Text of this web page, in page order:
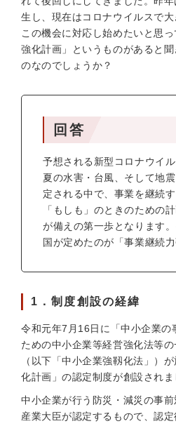
生し、現在はコロナウイルスで大
この機会に対応し始めたいと思
強化計画」というものがあると
のなのでしょうか？
回答
予想される新型コロナウイル
夏の水害・台風、そして地
定される中で、事業を継続
「もしも」のときのための
が備えの第一歩となります
国が定めたのが「事業継続
1．制度創設の経緯
令和元年7月16日に「中小企業の
ための中小企業等経営強化法等の
（以下「中小企業強靱化法」）
化計画」の認定制度が創設されま
中小企業が行う防災・減災の事
産業大臣が認定するもので、認